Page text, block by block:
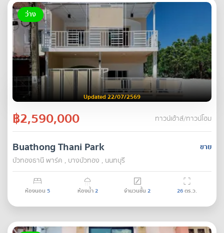
ว่าง
Updated 22/07/2569
฿2,590,000 ทาวน์เฮ้าส์/ทาวน์โฮม
ขาย
Buathong Thani Park
บัวทองธานี พาร์ค , บางบัวทอง , นนทบุรี
ห้องนอน 5 ห้องน้ำ2 จำนวนชั้น 2 26ตร.ว.